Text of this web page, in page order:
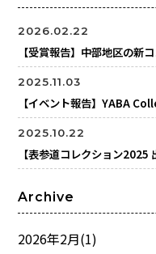
2026.02.22
【受賞報告】中部地区の新
2025.11.03
【イベント報告】YABA
2025.10.22
【表参道コレクション
Archive
2026年2月(1)